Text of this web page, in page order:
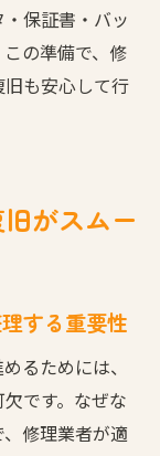
保証書・バッ
の準備で、修
も安心して行
がスムー
する重要性
るためには、
です。なぜな
修理業者が適